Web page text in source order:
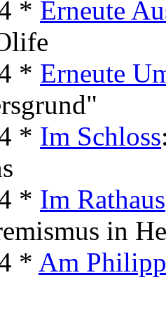
* Erneute
* Erneute
* Im Schloss
* Im Rathaus
in
* Am